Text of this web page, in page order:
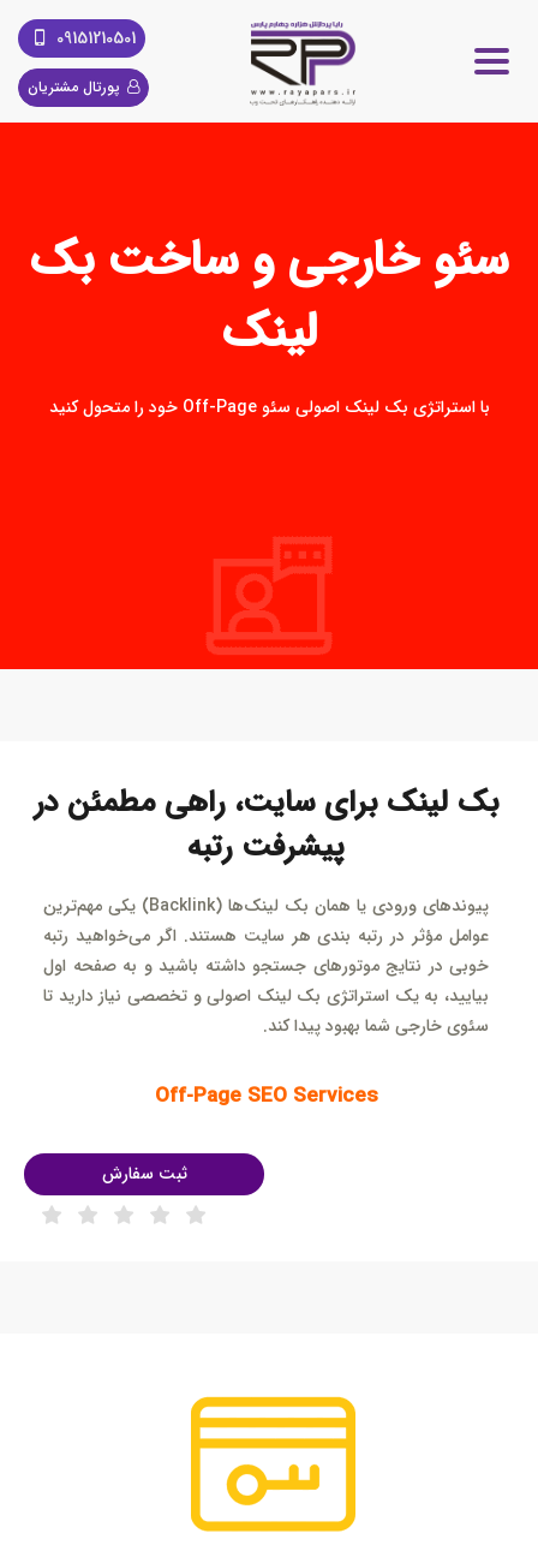
09151210501
پورتال مشتریان
سئو خارجی و ساخت بک
لینک
با استراتژی بک لینک اصولی سئو Off-Page خود را متحول کنید
بک لینک برای سایت، راهی مطمئن در
پیشرفت رتبه
پیوندهای ورودی یا همان بک لینک‌ها (Backlink) یکی مهم‌ترین
عوامل مؤثر در رتبه بندی هر سایت هستند. اگر می‌خواهید رتبه
خوبی در نتایج موتورهای جستجو داشته باشید و به صفحه اول
بیایید، به یک استراتژی بک لینک اصولی و تخصصی نیاز دارید تا
سئوی خارجی شما بهبود پیدا کند.
Off-Page SEO Services
ثبت سفارش